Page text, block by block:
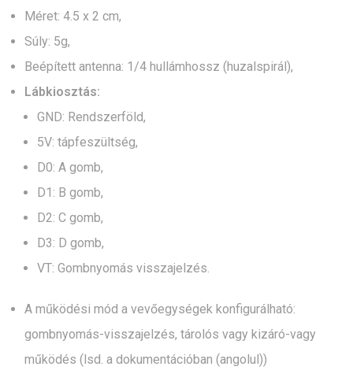
Méret: 4.5 x 2 cm,
Súly: 5g,
Beépített antenna: 1/4 hullámhossz (huzalspirál),
Lábkiosztás:
GND: Rendszerföld,
5V: tápfeszültség,
D0: A gomb,
D1: B gomb,
D2: C gomb,
D3: D gomb,
VT: Gombnyomás visszajelzés.
A működési mód a vevőegységek konfigurálható:
gombnyomás-visszajelzés, tárolós vagy kizáró-vagy
működés (lsd. a dokumentációban (angolul))